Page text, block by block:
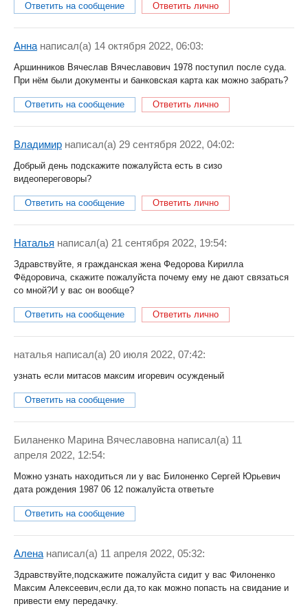
Ответить на сообщение Ответить лично
Анна написал(a) 14 октября 2022, 06:03:
Аршинников Вячеслав Вячеславович 1978 поступил после суда.
При нём были документы и банковская карта как можно забрать?
Ответить на сообщение Ответить лично
Владимир написал(a) 29 сентября 2022, 04:02:
Добрый день подскажите пожалуйста есть в сизо
видеопереговоры?
Ответить на сообщение Ответить лично
Наталья написал(a) 21 сентября 2022, 19:54:
Здравствуйте, я гражданская жена Федорова Кирилла
Фёдоровича, скажите пожалуйста почему ему не дают связаться
со мной?И у вас он вообще?
Ответить на сообщение Ответить лично
наталья написал(a) 20 июля 2022, 07:42:
узнать если митасов максим игоревич осужденый
Ответить на сообщение
Биланенко Марина Вячеславовна написал(a) 11
апреля 2022, 12:54:
Можно узнать находиться ли у вас Билоненко Сергей Юрьевич
дата рождения 1987 06 12 пожалуйста ответьте
Ответить на сообщение
Алена написал(a) 11 апреля 2022, 05:32:
Здравствуйте,подскажите пожалуйста сидит у вас Филоненко
Максим Алексеевич,если да,то как можно попасть на свидание и
привести ему передачку.